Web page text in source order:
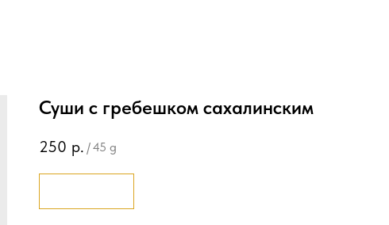
Суши с гребешком сахалинским
250 р. /45 g